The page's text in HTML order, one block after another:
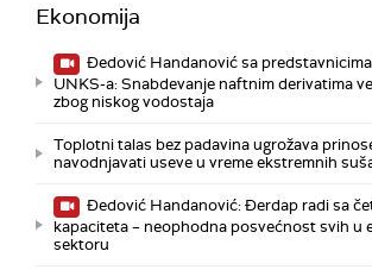
Ekonomija
Đedović Handanović sa
UNKS-a: Snabdevanje naftnim derivatima
zbog niskog vodostaja
Toplotni talas bez padavina ugrožava
navodnjavati useve u vreme ekstremnih
Đedović Handanović: Đerdap radi sa
kapaciteta – neophodna posvećnost svih u
sektoru